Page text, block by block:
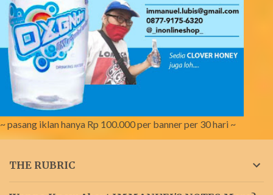
~ pasang iklan hanya Rp 100.000 per banner per 30 hari ~
THE RUBRIC